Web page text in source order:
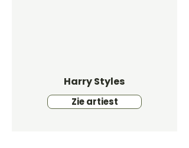
Harry Styles
Zie artiest